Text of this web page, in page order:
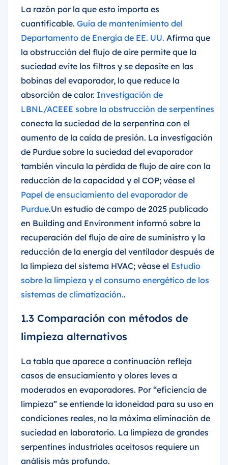
La razón por la que esto importa es
cuantificable. Guía de mantenimiento del
Departamento de Energía de EE. UU. Afirma que
la obstrucción del flujo de aire permite que la
suciedad evite los filtros y se deposite en las
bobinas del evaporador, lo que reduce la
absorción de calor. Investigación de
LBNL/ACEEE sobre la obstrucción de serpentines
conecta la suciedad de la serpentina con el
aumento de la caída de presión. La investigación
de Purdue sobre la suciedad del evaporador
también vincula la pérdida de flujo de aire con la
reducción de la capacidad y el COP; véase el
Papel de ensuciamiento del evaporador de
Purdue.Un estudio de campo de 2025 publicado
en Building and Environment informó sobre la
recuperación del flujo de aire de suministro y la
reducción de la energía del ventilador después de
la limpieza del sistema HVAC; véase el Estudio
sobre la limpieza y el consumo energético de los
sistemas de climatización..
1.3 Comparación con métodos de
limpieza alternativos
La tabla que aparece a continuación refleja
casos de ensuciamiento y olores leves a
moderados en evaporadores. Por “eficiencia de
limpieza” se entiende la idoneidad para su uso en
condiciones reales, no la máxima eliminación de
suciedad en laboratorio. La limpieza de grandes
serpentines industriales aceitosos requiere un
análisis más profundo.